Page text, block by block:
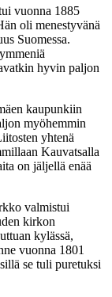
vuonna 1885
oli menestyvänä
Suomessa.
hyvin paljon
kaupunkiin
myöhemmin
yhtenä
Kauvatsalla
on jäljellä enää
valmistui
kirkon
kylässä,
vuonna 1801
se tuli puretuksi